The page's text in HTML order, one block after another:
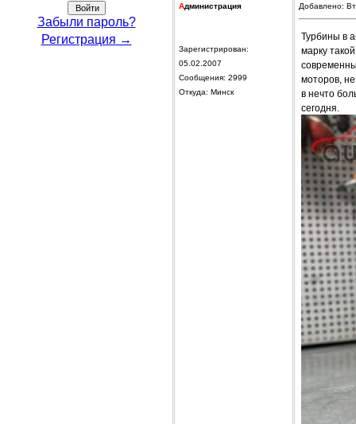
Забыли пароль?
Регистрация →
Администрация
Зарегистрирован:
05.02.2007
Сообщения: 2999
Откуда: Минск
Добавлено:
Турбины в
марку
моторов,
в нечто
сегодня.